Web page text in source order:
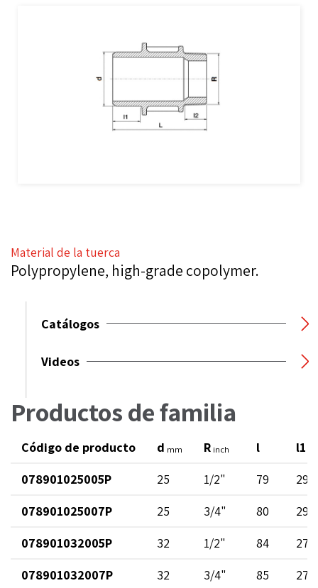
Material de la tuerca
Polypropylene, high-grade copolymer.
Catálogos
Videos
Productos de familia
Código de producto d mm R inch l l1
078901025005P 25 1/2" 79
29
078901025007P
25 3/4" 80
29
078901032005P
32 1/2" 84
27
078901032007P
32 3/4" 85
27